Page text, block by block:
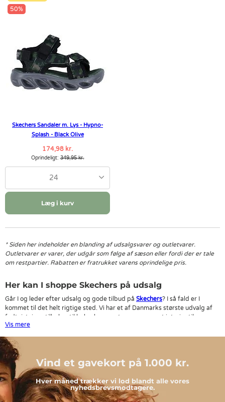
50%
Skechers Sandaler m. Lys - Hypno-
Splash - Black Olive
174,98 kr.
Oprindeligt:349,95 kr.
24
Læg i kurv
* Siden her indeholder en blanding af udsalgsvarer og outletvarer.
Outletvarer er varer, der udgår som følge af sæson eller fordi der er tale
om restpartier. Rabatten er fratrukket varens oprindelige pris.
Her kan I shoppe Skechers på udsalg
Går I og leder efter udsalg og gode tilbud på Skechers? I så fald er I
kommet til det helt rigtige sted. Vi har et af Danmarks største udvalg af
fodtøj, tøj, og tilbehør til baby, børn og teenagere samt interiør til
børneværelset
Det sker, at vi er nødt til at få tømt lageret for produkter fra Skechers,
for at kunne få plads til den nye kollektion fra Skechers. Det fantastiske
er, at det hele kommer jer til gode, ved at I kan købe Skechers på udsalg
her på siden.
Shop Skechers og meget andet på udsalg
Vis mere
Vind et gavekort på 1.000 kr.
Hver måned trækker vi lod blandt alle vores
nyhedsbrevsmodtagere.